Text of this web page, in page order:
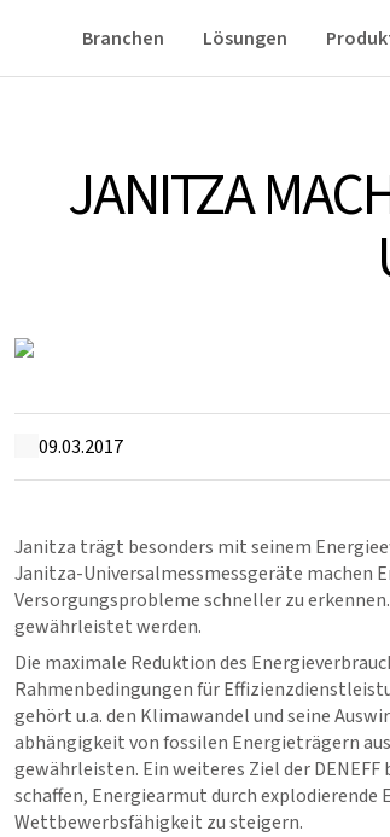
Branchen Lösungen
JANITZA
09.03.2017
Janitza trägt besonders mit seinem
Janitza-Universalmessmessgeräte machen
Versorgungsprobleme schneller zu
gewährleistet werden.
Die maximale Reduktion des
Rahmenbedingungen für
gehört u.a. den Klimawandel und seine
abhängigkeit von fossilen Energieträgern
gewährleisten. Ein weiteres Ziel der
schaffen, Energiearmut durch
Wettbewerbsfähigkeit zu steigern.